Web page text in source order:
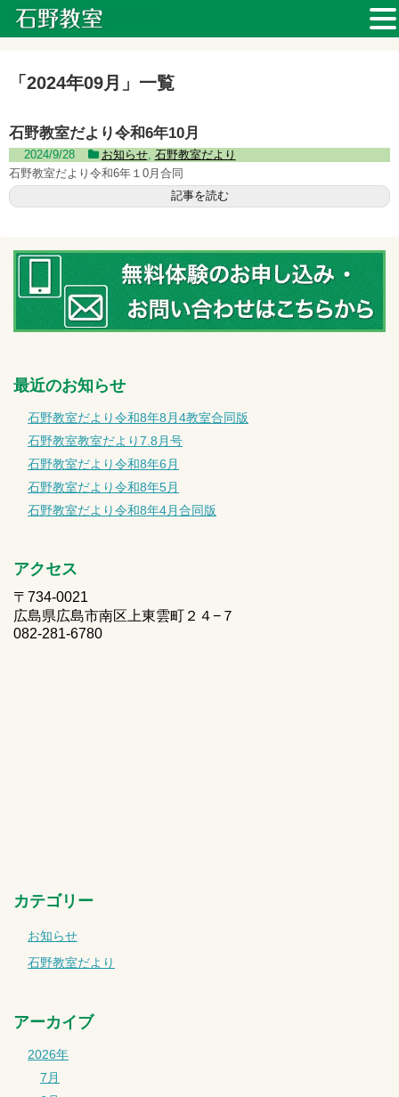
「 2024年09月 」 一覧
石野教室だより令和6年10月
2024/9/28 お知らせ, 石野教室だより
石野教室だより令和6年１0月合同
記事を読む
最近のお知らせ
石野教室だより令和8年8月4教室合同版
石野教室教室だより7.8月号
石野教室だより令和8年6月
石野教室だより令和8年5月
石野教室だより令和8年4月合同版
アクセス
〒734-0021
広島県広島市南区上東雲町２４−７
082-281-6780
カテゴリー
お知らせ
石野教室だより
アーカイブ
2026年
7月